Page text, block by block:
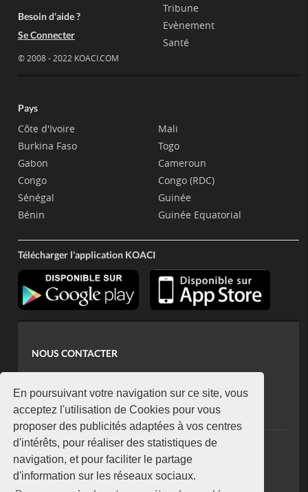
En poursuivant votre navigation sur ce site, vous
acceptez l'utilisation de Cookies pour vous
proposer des publicités adaptées à vos centres
d'intérêts, pour réaliser des statistiques de
navigation, et pour faciliter le partage
d'information sur les réseaux sociaux.
Besoin d'aide ?
Se Connecter
© 2008 - 2022 KOACI.COM
Tribune
Evènement
Santé
Pays
Côte d'Ivoire
Burkina Faso
Gabon
Congo
Sénégal
Bénin
Mali
Togo
Cameroun
Congo (RDC)
Guinée
Guinée Equatorial
Télécharger l'application KOACI
NOUS CONTACTER
koaci@yahoo.fr
+225 07 08 85 52 93
NEWSLETTER
Restez connecté via notre newsletter
S'abonner